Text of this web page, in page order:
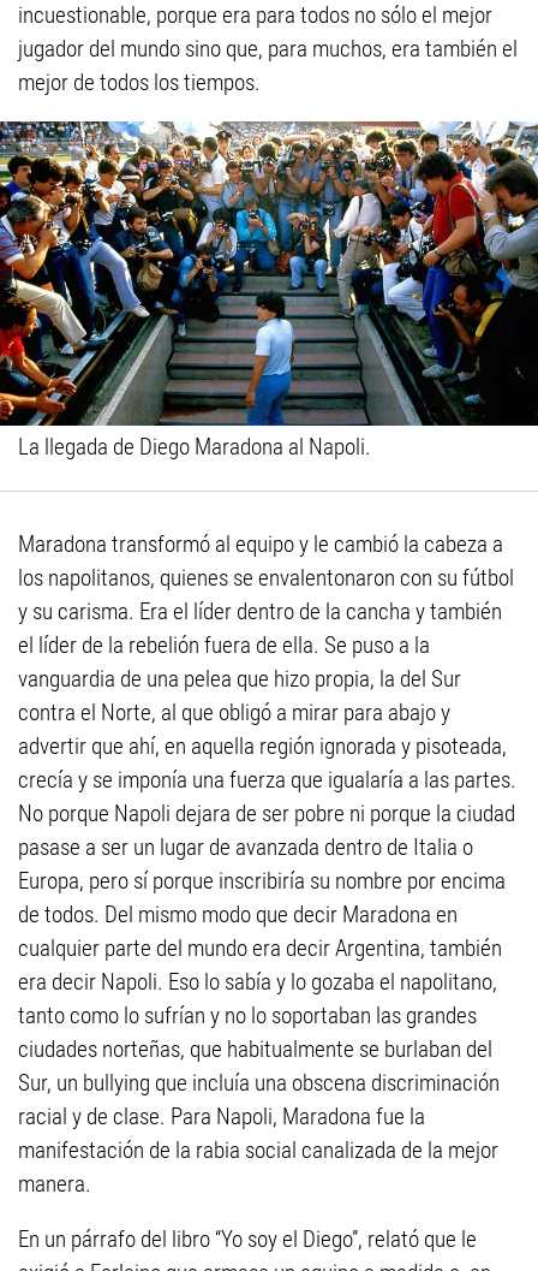
incuestionable, porque era para todos no sólo el mejor
jugador del mundo sino que, para muchos, era también el
mejor de todos los tiempos.
La llegada de Diego Maradona al Napoli.
Maradona transformó al equipo y le cambió la cabeza a
los napolitanos, quienes se envalentonaron con su fútbol
y su carisma. Era el líder dentro de la cancha y también
el líder de la rebelión fuera de ella. Se puso a la
vanguardia de una pelea que hizo propia, la del Sur
contra el Norte, al que obligó a mirar para abajo y
advertir que ahí, en aquella región ignorada y pisoteada,
crecía y se imponía una fuerza que igualaría a las partes.
No porque Napoli dejara de ser pobre ni porque la ciudad
pasase a ser un lugar de avanzada dentro de Italia o
Europa, pero sí porque inscribiría su nombre por encima
de todos. Del mismo modo que decir Maradona en
cualquier parte del mundo era decir Argentina, también
era decir Napoli. Eso lo sabía y lo gozaba el napolitano,
tanto como lo sufrían y no lo soportaban las grandes
ciudades norteñas, que habitualmente se burlaban del
Sur, un bullying que incluía una obscena discriminación
racial y de clase. Para Napoli, Maradona fue la
manifestación de la rabia social canalizada de la mejor
manera.
En un párrafo del libro “Yo soy el Diego”, relató que le